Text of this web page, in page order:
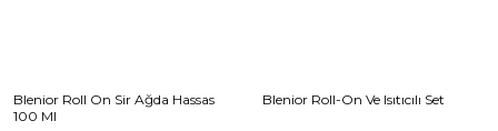
Blenior Roll On Sir Ağda Hassas
100 Ml
Blenior Roll-On Ve Isıtıcılı Set